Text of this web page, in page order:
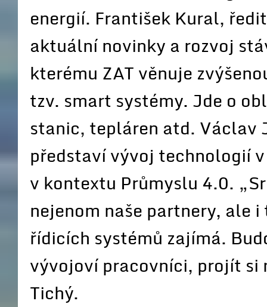
energií. František Kural,
aktuální novinky a rozvoj
kterému ZAT věnuje
tzv. smart systémy. Jde o
stanic, tepláren atd. Václav
představí vývoj technologií
v kontextu Průmyslu 4.0.
nejenom naše partnery, ale
řídicích systémů zajímá.
vývojoví pracovníci, projít si
Tichý.